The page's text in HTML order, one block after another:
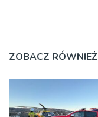
ZOBACZ RÓWNIEŻ